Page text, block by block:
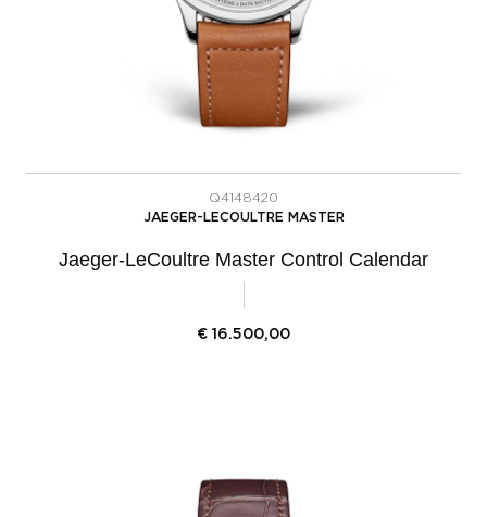
Q4148420
JAEGER-LECOULTRE MASTER
Jaeger-LeCoultre Master Control Calendar
€ 16.500,00